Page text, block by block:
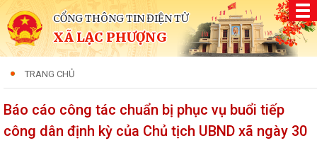
CỔNG THÔNG TIN ĐIỆN TỬ
XÃ LẠC PHƯỢNG
TRANG CHỦ
Báo cáo công tác chuẩn bị phục vụ buổi tiếp
công dân định kỳ của Chủ tịch UBND xã ngày 30